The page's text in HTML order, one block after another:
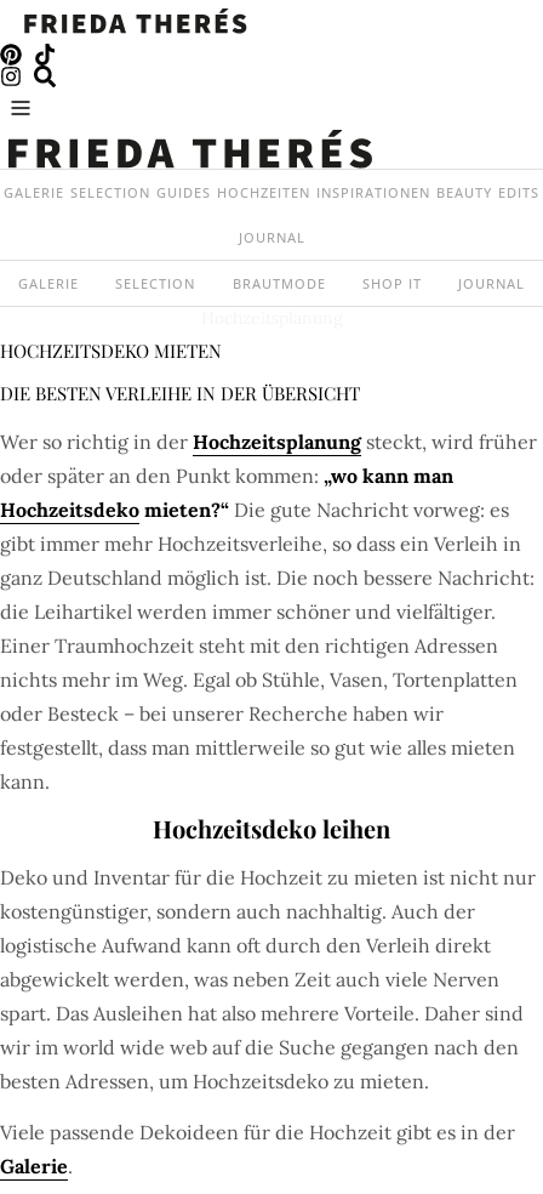
GALERIE SELECTION GUIDES HOCHZEITEN INSPIRATIONEN BEAUTY EDITS
JOURNAL
GALERIE SELECTION BRAUTMODE SHOP IT JOURNAL
HOCHZEITSDEKO MIETEN
DIE BESTEN VERLEIHE IN DER ÜBERSICHT
Wer so richtig in der Hochzeitsplanungsteckt, wird früher
oder später an den Punkt kommen: „wo kann man
Hochzeitsdeko mieten?“ Die gute Nachricht vorweg: es
gibt immer mehr Hochzeitsverleihe, so dass ein Verleih in
ganz Deutschland möglich ist. Die noch bessere Nachricht:
die Leihartikel werden immer schöner und vielfältiger.
Einer Traumhochzeit steht mit den richtigen Adressen
nichts mehr im Weg. Egal ob Stühle, Vasen, Tortenplatten
oder Besteck – bei unserer Recherche haben wir
festgestellt, dass man mittlerweile so gut wie alles mieten
kann.
Hochzeitsdeko leihen
Deko und Inventar für die Hochzeit zu mieten ist nicht nur
kostengünstiger, sondern auch nachhaltig. Auch der
logistische Aufwand kann oft durch den Verleih direkt
abgewickelt werden, was neben Zeit auch viele Nerven
spart. Das Ausleihen hat also mehrere Vorteile. Daher sind
wir im world wide web auf die Suche gegangen nach den
besten Adressen, um Hochzeitsdeko zu mieten.
Viele passende Dekoideen für die Hochzeit gibt es in der
Galerie.